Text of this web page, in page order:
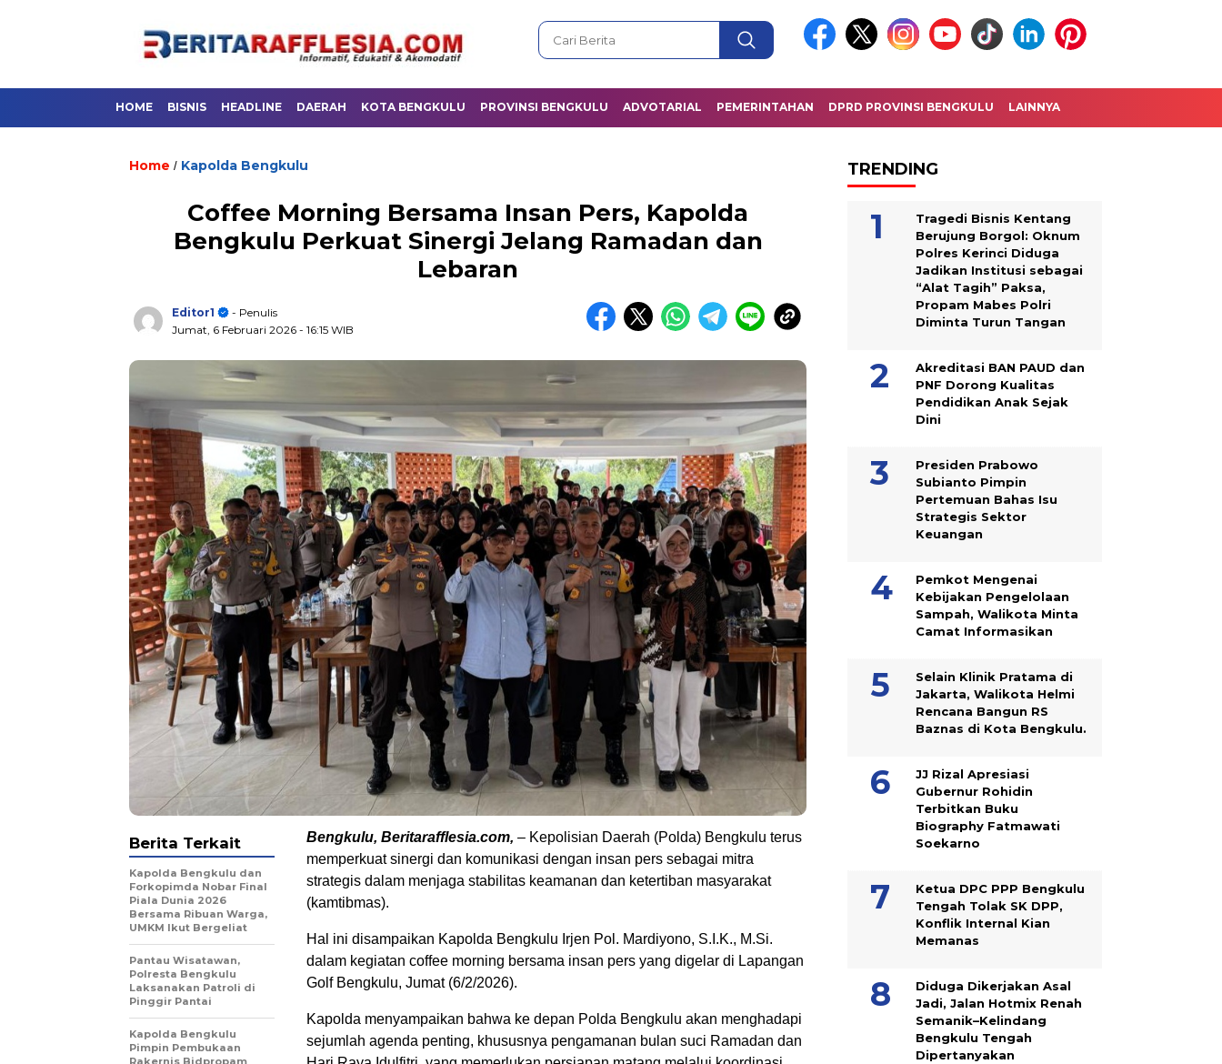
HOME BISNIS HEADLINE DAERAH KOTA BENGKULU PROVINSI BENGKULU ADVOTARIAL PEMERINTAHAN DPRD PROVINSI BENGKULU LAINNYA
Home / Kapolda Bengkulu
Coffee Morning Bersama Insan Pers, Kapolda
Bengkulu Perkuat Sinergi Jelang Ramadan dan
Lebaran
Editor1
- Penulis
Jumat, 6 Februari 2026 - 16:15 WIB
Bengkulu, Beritarafflesia.com, – Kepolisian Daerah (Polda) Bengkulu terus
memperkuat sinergi dan komunikasi dengan insan pers sebagai mitra
strategis dalam menjaga stabilitas keamanan dan ketertiban masyarakat
(kamtibmas).
Hal ini disampaikan Kapolda Bengkulu Irjen Pol. Mardiyono, S.I.K., M.Si.
dalam kegiatan coffee morning bersama insan pers yang digelar di Lapangan
Golf Bengkulu, Jumat (6/2/2026).
Kapolda menyampaikan bahwa ke depan Polda Bengkulu akan menghadapi
sejumlah agenda penting, khususnya pengamanan bulan suci Ramadan dan
Berita Terkait
Kapolda Bengkulu dan
Forkopimda Nobar Final
Piala Dunia 2026
Bersama Ribuan Warga,
UMKM Ikut Bergeliat
Pantau Wisatawan,
Polresta Bengkulu
Laksanakan Patroli di
Pinggir Pantai
Kapolda Bengkulu
Pimpin Pembukaan
TRENDING
Tragedi Bisnis Kentang
Berujung Borgol: Oknum
Polres Kerinci Diduga
Jadikan Institusi sebagai
“Alat Tagih” Paksa,
Propam Mabes Polri
Diminta Turun Tangan
Akreditasi BAN PAUD dan
PNF Dorong Kualitas
Pendidikan Anak Sejak
Dini
Presiden Prabowo
Subianto Pimpin
Pertemuan Bahas Isu
Strategis Sektor
Keuangan
Pemkot Mengenai
Kebijakan Pengelolaan
Sampah, Walikota Minta
Camat Informasikan
Selain Klinik Pratama di
Jakarta, Walikota Helmi
Rencana Bangun RS
Baznas di Kota Bengkulu.
JJ Rizal Apresiasi
Gubernur Rohidin
Terbitkan Buku
Biography Fatmawati
Soekarno
Ketua DPC PPP Bengkulu
Tengah Tolak SK DPP,
Konflik Internal Kian
Memanas
Diduga Dikerjakan Asal
Jadi, Jalan Hotmix Renah
Semanik–Kelindang
Bengkulu Tengah
Dipertanyakan